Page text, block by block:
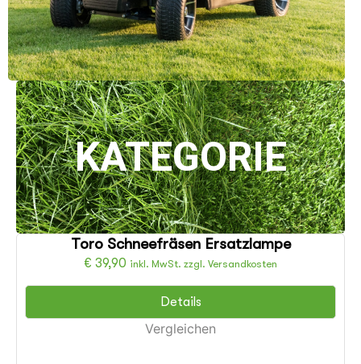
KATEGORIE
Toro Schneefräsen Ersatzlampe
€ 39,90 inkl. MwSt. zzgl. Versandkosten
Details
Vergleichen